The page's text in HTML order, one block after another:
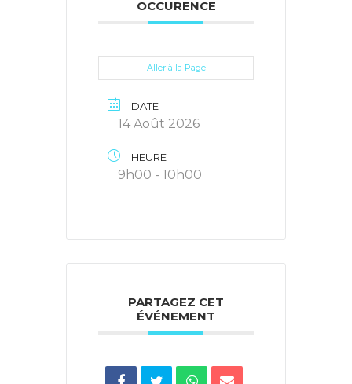
OCCURENCE
Aller à la Page
DATE
14 Août 2026
HEURE
9h00 - 10h00
PARTAGEZ CET
ÉVÉNEMENT